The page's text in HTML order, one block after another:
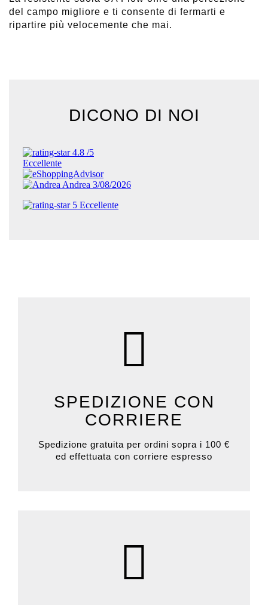
del campo migliore e ti consente di fermarti e
ripartire più velocemente che mai.
DICONO DI NOI
SPEDIZIONE CON
CORRIERE
Spedizione gratuita per ordini sopra i 100 €
ed effettuata con corriere espresso